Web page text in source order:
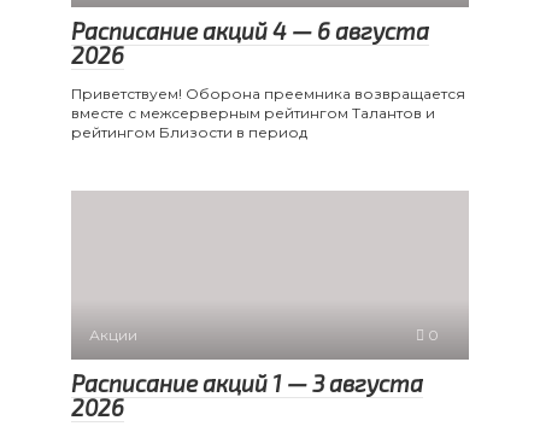
Расписание акций 4 — 6 августа
2026
Приветствуем! Оборона преемника возвращается
вместе с межсерверным рейтингом Талантов и
рейтингом Близости в период
Акции 0
Расписание акций 1 — 3 августа
2026